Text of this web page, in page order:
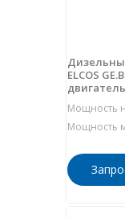
ELCOS
Мощность
Мощность